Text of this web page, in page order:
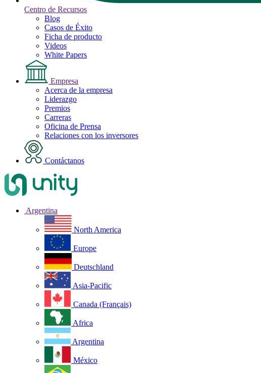
Centro de Recursos
Blog
Casos de Éxito
Ficha de producto
Videos
White Papers
Empresa
Acerca de la empresa
Liderazgo
Premios
Carreras
Oficina de Prensa
Relaciones con los inversores
Contáctanos
Argentina
North America
Europe
Deutschland
Asia-Pacific
Canada (Français)
Africa
Argentina
México